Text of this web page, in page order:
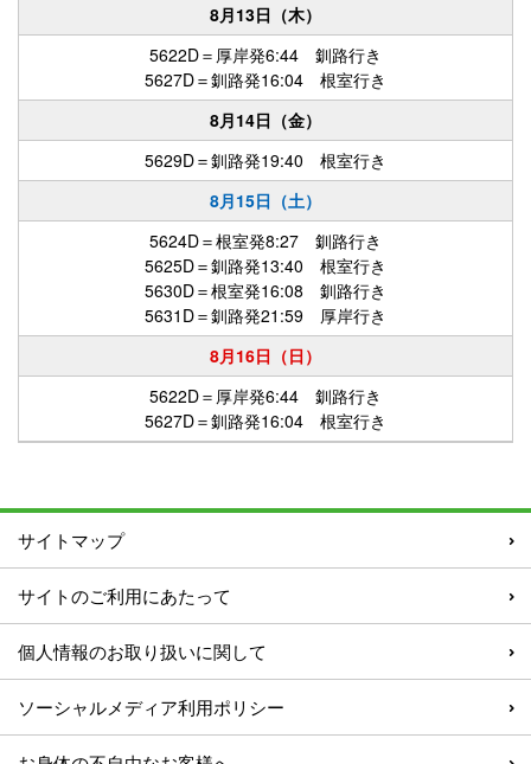
8月13日（木）
5622D＝厚岸発6:44 釧路行き
5627D＝釧路発16:04 根室行き
8月14日（金）
5629D＝釧路発19:40 根室行き
8月15日（土）
5624D＝根室発8:27 釧路行き
5625D＝釧路発13:40 根室行き
5630D＝根室発16:08 釧路行き
5631D＝釧路発21:59 厚岸行き
8月16日（日）
5622D＝厚岸発6:44 釧路行き
5627D＝釧路発16:04 根室行き
サイトマップ
サイトのご利用にあたって
個人情報のお取り扱いに関して
ソーシャルメディア利用ポリシー